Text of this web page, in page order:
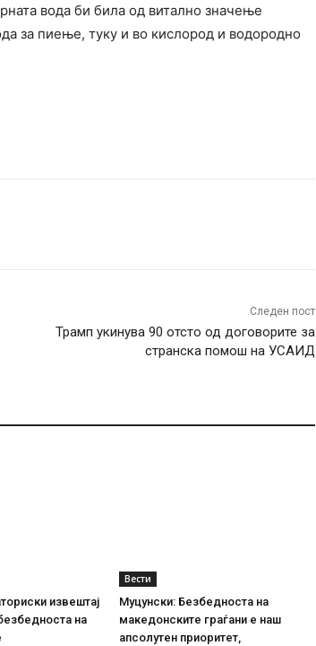
вода би била од витално значење
за пиење, туку и во кислород и водородно
Следен пост
Трамп укинува 90 отсто од договорите за
странска помош на УСАИД
извештај
на
Вести
Муцунски: Безбедноста на
македонските граѓани е наш
апсолутен приоритет,